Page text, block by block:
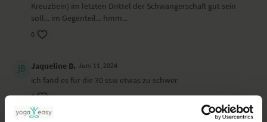
Ort und Ausstattung
Wir haben dieses Yoga-Video im
Kreuzbein) im letzten Drittel der Schwangerschaft gut sein
soll... im Gegenteil... hmm...
0
Jaqueline B. Juni 11, 2024
ich fand es für die 30 ssw etwas zu schwer
0